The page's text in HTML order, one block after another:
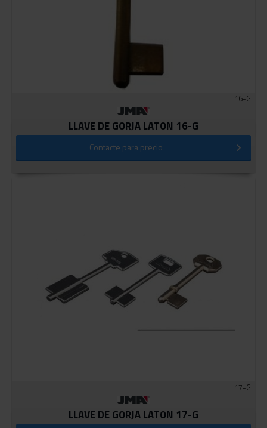
16-G
LLAVE DE GORJA LATON 16-G
Contacte para precio
17-G
LLAVE DE GORJA LATON 17-G